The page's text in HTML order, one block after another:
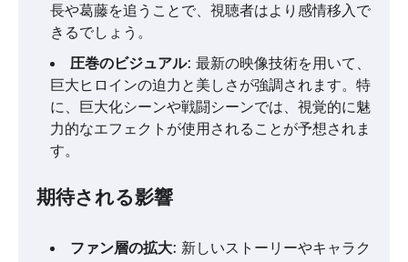
長や葛藤を追うことで、視聴者はより感情移入で
きるでしょう。
圧巻のビジュアル: 最新の映像技術を用いて、
巨大ヒロインの迫力と美しさが強調されます。特
に、巨大化シーンや戦闘シーンでは、視覚的に魅
力的なエフェクトが使用されることが予想されま
す。
期待される影響
ファン層の拡大: 新しいストーリーやキャラク